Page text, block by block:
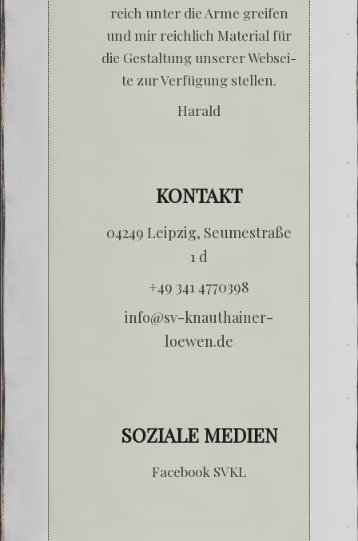
reich unter die Arme grei­fen
und mir reich­lich Mate­ri­al für
die Gestal­tung unse­rer Web­sei­
te zur Ver­fü­gung stellen.
Harald
KONTAKT
04249 Leip­zig, Seu­me­stra­ße
1 d
+49 341 4770398
info@sv-knauthainer-
loewen.de
SOZIALE MEDIEN
Facebook SVKL